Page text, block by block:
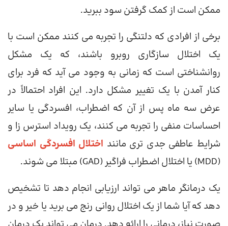
ممکن است از کمک گرفتن سود ببرید.
برخی از افرادی که دلتنگی را تجربه می کنند ممکن است با
یک اختلال سازگاری روبرو باشند، که یک مشکل
روانشناختی است که زمانی به وجود می آید که فرد برای
کنار آمدن با یک تغییر مشکل دارد. این افراد احتمالاً در
عرض سه ماه پس از آن که اضطراب، افسردگی یا سایر
احساسات منفی را تجربه می کنند، یک رویداد استرس زا و
شرایط عاطفی جدی تری مانند اختلال افسردگی اساسی
(MDD) یا اختلال اضطراب فراگیر (GAD) مبتلا می شوند.
یک درمانگر ماهر می تواند ارزیابی انجام دهد تا تشخیص
دهد که آیا شما از یک اختلال روانی رنج می برید یا خیر و در